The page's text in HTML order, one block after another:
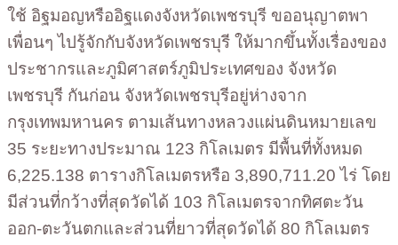
ใช้ อิฐมอญหรืออิฐแดงจังหวัดเพชรบุรี ขออนุญาตพา
เพื่อนๆ ไปรู้จักกับจังหวัดเพชรบุรี ให้มากขึ้นทั้งเรื่องของ
ประชากรและภูมิศาสตร์ภูมิประเทศของ จังหวัด
เพชรบุรี กันก่อน จังหวัดเพชรบุรีอยู่ห่างจาก
กรุงเทพมหานคร ตามเส้นทางหลวงแผ่นดินหมายเลข
35 ระยะทางประมาณ 123 กิโลเมตร มีพื้นที่ทั้งหมด
6,225.138 ตารางกิโลเมตรหรือ 3,890,711.20 ไร่ โดย
มีส่วนที่กว้างที่สุดวัดได้ 103 กิโลเมตรจากทิศตะวัน
ออก-ตะวันตกและส่วนที่ยาวที่สุดวัดได้ 80 กิโลเมตร